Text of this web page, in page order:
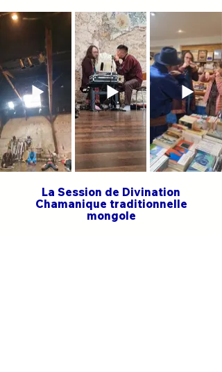
La Session de Divination
Chamanique traditionnelle
mongole